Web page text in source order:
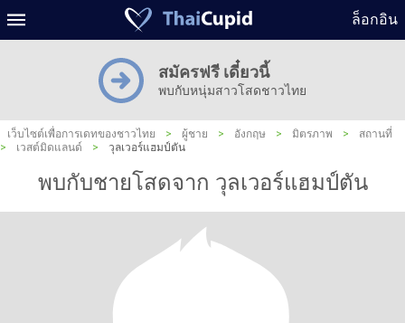
ล็อกอิน
สมัครฟรี เดี๋ยวนี้
พบกับหนุ่มสาวโสดชาวไทย
เว็บไซต์เพื่อการเดทของชาวไทย > ผู้ชาย > อังกฤษ > มิตรภาพ >
สถานที่
>
เวสต์มิดแลนด์ > วุลเวอร์แฮมป์ตัน
พบกับชายโสดจาก วุลเวอร์แฮมป์ตัน